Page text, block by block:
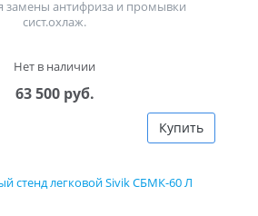
замены антифриза и промывки
сист.охлаж.
Нет в наличии
63 500 руб.
Купить